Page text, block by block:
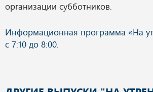
организации субботников.